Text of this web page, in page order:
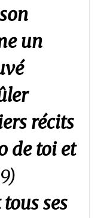
un
récits
de toi et
ses